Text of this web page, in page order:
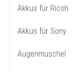
Akkus für Ricoh
Akkus für Sony
Augenmuschel